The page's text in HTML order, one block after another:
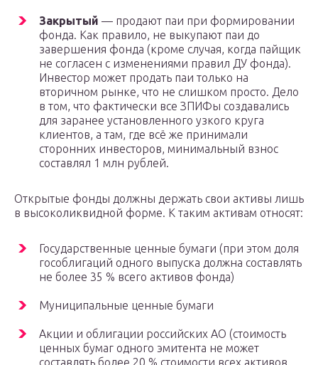
Закрытый — продают паи при формировании
фонда. Как правило, не выкупают паи до
завершения фонда (кроме случая, когда пайщик
не согласен с изменениями правил ДУ фонда).
Инвестор может продать паи только на
вторичном рынке, что не слишком просто. Дело
в том, что фактически все ЗПИФы создавались
для заранее установленного узкого круга
клиентов, а там, где всё же принимали
сторонних инвесторов, минимальный взнос
составлял 1 млн рублей.
Открытые фонды должны держать свои активы лишь
в высоколиквидной форме. К таким активам относят:
Государственные ценные бумаги (при этом доля
гособлигаций одного выпуска должна составлять
не более 35 % всего активов фонда)
Муниципальные ценные бумаги
Акции и облигации российских АО (стоимость
ценных бумаг одного эмитента не может
составлять более 20 % стоимости всех активов